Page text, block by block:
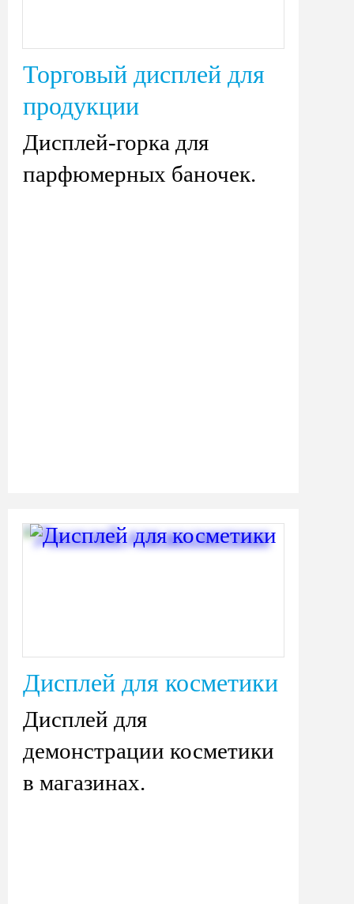
Торговый дисплей для
продукции
Дисплей-горка для
парфюмерных баночек.
Дисплей для косметики
Дисплей для
демонстрации косметики
в магазинах.